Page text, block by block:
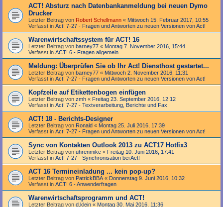
ACT! Absturz nach Datenbankanmeldung bei neuen Dymo
Drucker
Letzter Beitrag von Robert Schellmann « Mittwoch 15. Februar 2017, 10:55
Verfasst in Act! 7-27 - Fragen und Antworten zu neuen Versionen von Act!
Warenwirtschaftssystem für ACT! 16
Letzter Beitrag von barney77 « Montag 7. November 2016, 15:44
Verfasst in ACT! 6 - Fragen allgemein
Meldung: Überprüfen Sie ob Ihr Act! Diensthost gestartet...
Letzter Beitrag von barney77 « Mittwoch 2. November 2016, 11:31
Verfasst in Act! 7-27 - Fragen und Antworten zu neuen Versionen von Act!
Kopfzeile auf Etikettenbogen einfügen
Letzter Beitrag von zmh « Freitag 23. September 2016, 12:12
Verfasst in Act! 7-27 - Text­­ver­arbei­tung, Berichte und Fax
ACT! 18 - Berichts-Designer
Letzter Beitrag von Ronald « Montag 25. Juli 2016, 17:39
Verfasst in Act! 7-27 - Fragen und Antworten zu neuen Versionen von Act!
Sync von Kontakten Outlook 2013 zu ACT17 Hotfix3
Letzter Beitrag von uhrenmike « Freitag 10. Juni 2016, 17:41
Verfasst in Act! 7-27 - Synchronisation bei Act!
ACT 16 Termineinladung ... kein pop-up?
Letzter Beitrag von PatrickBBA « Donnerstag 9. Juni 2016, 10:32
Verfasst in ACT! 6 - Anwender­fragen
Warenwirtschaftsprogramm und ACT!
Letzter Beitrag von d.klein « Montag 30. Mai 2016, 11:36